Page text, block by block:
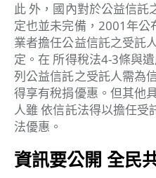
此 外，國內對於公益信託
定也並未完備，2001年公
業者擔任公益信託之受託
定。在 所得稅法4-3條與
列公益信託之受託人需為
得享有稅捐優惠。但其他
人雖 依信託法得以擔任受
法優惠。
資訊要公開 全民